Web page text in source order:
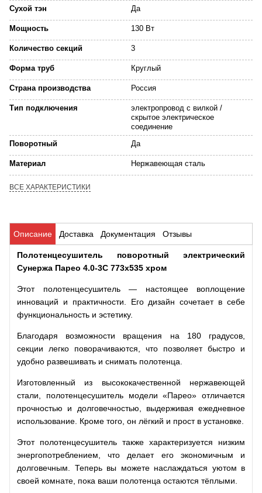
Сухой тэн Да
Мощность 130 Вт
Количество секций 3
Форма труб Круглый
Страна производства Россия
Тип подключения
электропровод с вилкой /
скрытое электрическое
соединение
Поворотный
Да
Материал Нержавеющая сталь
ВСЕ ХАРАКТЕРИСТИКИ
Описание Доставка Документация Отзывы
Полотенцесушитель поворотный электрический
Сунержа Парео 4.0-3С 773х535 хром
Этот полотенцесушитель — настоящее воплощение
инноваций и практичности. Его дизайн сочетает в себе
функциональность и эстетику.
Благодаря возможности вращения на 180 градусов,
секции легко поворачиваются, что позволяет быстро и
удобно развешивать и снимать полотенца.
Изготовленный из высококачественной нержавеющей
стали, полотенцесушитель модели «Парео» отличается
прочностью и долговечностью, выдерживая ежедневное
использование. Кроме того, он лёгкий и прост в установке.
Этот полотенцесушитель также характеризуется низким
энергопотреблением, что делает его экономичным и
долговечным. Теперь вы можете наслаждаться уютом в
своей комнате, пока ваши полотенца остаются тёплыми.